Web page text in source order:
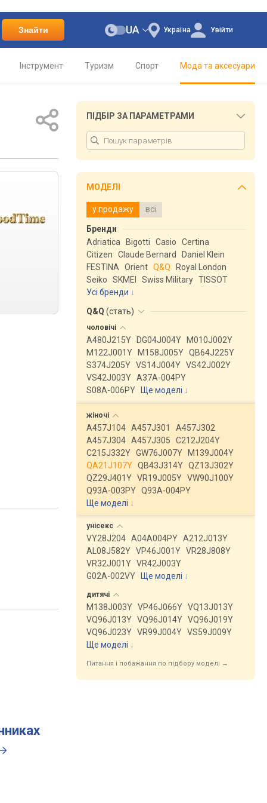
Знайти Україна
UA Увійти
Інструмент Туризм Спорт Мода та аксесуари
ПІДБІР ЗА ПАРАМЕТРАМИ
МОДЕЛІ
у продажу всі
Бренди
Adriatica
Bigotti Casio
Certina
Citizen
Claude Bernard
Daniel Klein
FESTINA
Orient Q&Q
Royal London
Seiko
SKMEI Swiss Military TISSOT
Усі бренди
Q&Q (стать)
чоловічі
A480J215Y DG04J004Y
M010J002Y
M122J001Y
M158J005Y QB64J225Y
S374J205Y VS14J004Y VS42J002Y
VS42J003Y A37A-004PY
S08A-006PY
Ще моделі ↓
жіночі
A457J104 A457J301
A457J302
A457J304 A457J305
C212J204Y
C215J332Y GW76J007Y
M139J004Y
QA21J107Y QB43J314Y QZ13J302Y
QZ29J401Y VR19J005Y VW90J100Y
Q93A-003PY Q93A-004PY
Ще моделі ↓
унісекс
VY28J204 A04A004PY A212J013Y
AL08J582Y VP46J001Y VR28J808Y
VR32J001Y VR42J003Y
G02A-002VY
Ще моделі ↓
дитячі
M138J003Y VP46J066Y VQ13J013Y
VQ96J013Y VQ96J014Y VQ96J019Y
VQ96J023Y VR99J004Y VS59J009Y
Ще моделі ↓
Питання і побажання по підбору моделі →